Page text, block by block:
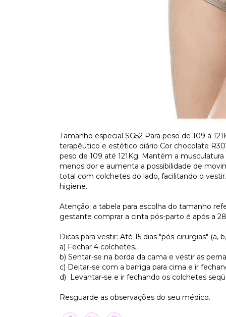
Tamanho especial SG52 Para peso de 109 a
terapêutico e estético diário Cor chocolate
peso de 109 até 121Kg. Mantém a
menos dor e aumenta a possibilidade de
total com colchetes do lado, facilitando o
higiene.
Atenção: a tabela para escolha do tamanho
gestante comprar a cinta pós-parto é após a
Dicas para vestir: Até 15 dias "pós-cirurgias" (a,
a) Fechar 4 colchetes.
b) Sentar-se na borda da cama e vestir as
c) Deitar-se com a barriga para cima e ir
d) Levantar-se e ir fechando os colchetes
Resguarde as observações do seu médico.